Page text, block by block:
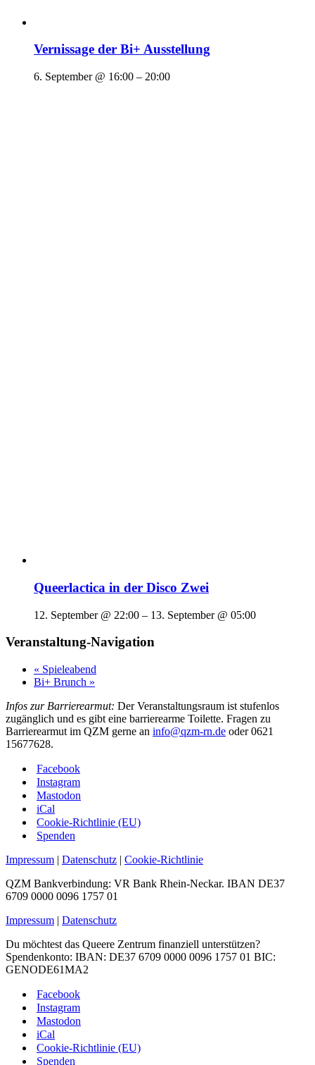
Vernissage der Bi+ Ausstellung
6. September @ 16:00 – 20:00
Queerlactica in der Disco Zwei
12. September @ 22:00 – 13. September @ 05:00
Veranstaltung-Navigation
« Spieleabend
Bi+ Brunch »
Infos zur Barrierearmut: Der Veranstaltungsraum ist stufenlos
zugänglich und es gibt eine barrierearme Toilette. Fragen zu
Barrierearmut im QZM gerne an info@qzm-rn.de oder 0621
15677628.
Facebook
Instagram
Mastodon
iCal
Cookie-Richtlinie (EU)
Spenden
Impressum | Datenschutz | Cookie-Richtlinie
QZM Bankverbindung: VR Bank Rhein-Neckar. IBAN DE37
6709 0000 0096 1757 01
Impressum | Datenschutz
Du möchtest das Queere Zentrum finanziell unterstützen?
Spendenkonto: IBAN: DE37 6709 0000 0096 1757 01 BIC:
GENODE61MA2
Facebook
Instagram
Mastodon
iCal
Cookie-Richtlinie (EU)
Spenden